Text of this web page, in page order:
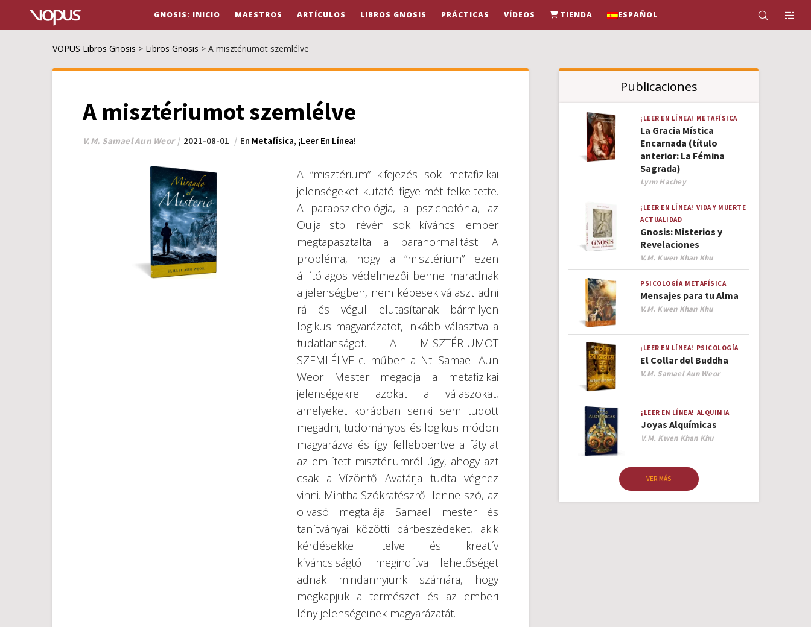
GNOSIS: INICIO MAESTROS ARTÍCULOS LIBROS GNOSIS PRÁCTICAS VÍDEOS TIENDA ESPAÑOL
VOPUS Libros Gnosis > Libros Gnosis > A misztériumot szemlélve
A misztériumot szemlélve
V.M. Samael Aun Weor 2021-08-01 En Metafísica, ¡Leer En Línea!
A ”misztérium” kifejezés sok metafizikai
jelenségeket kutató figyelmét felkeltette.
A parapszichológia, a pszichofónia, az
Ouija stb. révén sok kíváncsi ember
megtapasztalta a paranormalitást. A
probléma, hogy a ”misztérium” ezen
állítólagos védelmezői benne maradnak
a jelenségben, nem képesek választ adni
rá és végül elutasítanak bármilyen
logikus magyarázatot, inkább választva a
tudatlanságot. A MISZTÉRIUMOT
SZEMLÉLVE c. műben a Nt. Samael Aun
Weor Mester megadja a metafizikai
jelenségekre azokat a válaszokat,
amelyeket korábban senki sem tudott
megadni, tudományos és logikus módon
magyarázva és így fellebbentve a fátylat
az említett misztériumról úgy, ahogy azt
csak a Vízöntő Avatárja tudta véghez
vinni. Mintha Szókratészről lenne szó, az
olvasó megtalája Samael mester és
tanítványai közötti párbeszédeket, akik
kérdésekkel telve és kreatív
kíváncsiságtól megindítva lehetőséget
adnak mindannyiunk számára, hogy
megkapjuk a természet és az emberi
lény jelenségeinek magyarázatát.
Publicaciones
¡LEER EN LÍNEA! METAFÍSICA
La Gracia Mística
Encarnada (título
anterior: La Fémina
Sagrada)
Author
Lynn Hachey
¡LEER EN LÍNEA! VIDA Y MUERTE
ACTUALIDAD
Gnosis: Misterios y
Revelaciones
Author
V.M. Kwen Khan Khu
PSICOLOGÍA METAFÍSICA
Mensajes para tu Alma
Author
V.M. Kwen Khan Khu
¡LEER EN LÍNEA! PSICOLOGÍA
El Collar del Buddha
Author
V.M. Samael Aun Weor
¡LEER EN LÍNEA! ALQUIMIA
Joyas Alquímicas
Author
V.M. Kwen Khan Khu
VER MÁS